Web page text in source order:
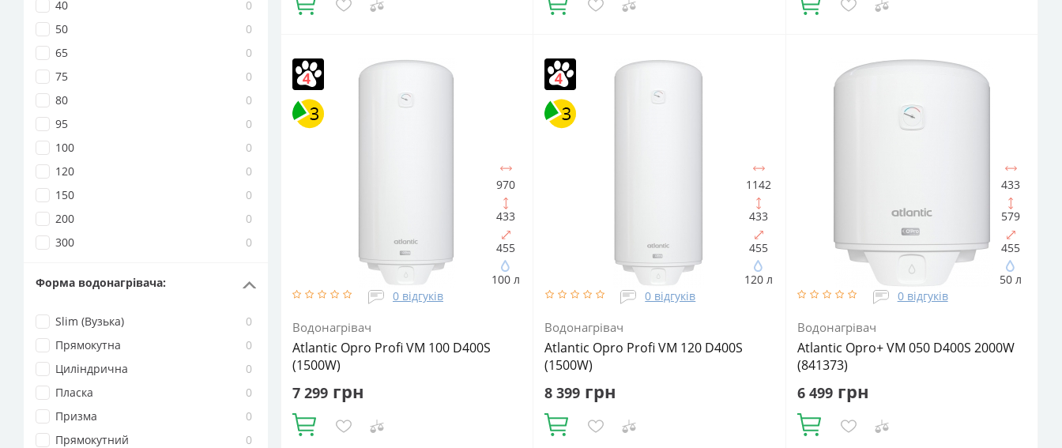
Купити
Напірний
Об'єм, літрів: 100 Фактичний
об'єм:
Тип ТЕНа:
Купити
внутрішнього бака:
Сталь з покриттям
Матеріал теплоізоляції:
Подача води:
Напірний
Фактичний об'єм:
Купити
Вертикальне Тип ТЕНа:
Мокрий
Потужність ТЕНа, Вт:
Форма водонагрівача:
970
433
455
100 л
0 відгуків
Водонагрівач
Atlantic Opro Profi VM 100 D400S
(1500W)
7 299грн
Купити
1142
433
455
120 л
0 відгуків
Водонагрівач
Atlantic Opro Profi VM 120 D400S
(1500W)
8 399 грн
Купити
433
579
455
50 л
0 відгуків
Водонагрівач
Atlantic Opro+ VM 050 D400S 2000W
(841373)
6 499грн
Купити
40
0
50
0
65
0
75
0
80
0
95
0
100
0
120
0
150
0
200
0
300
0
Форма водонагрівача:
Slim (Вузька)
0
Прямокутна
0
Циліндрична
0
Пласка
0
Призма
0
Прямокутний
0